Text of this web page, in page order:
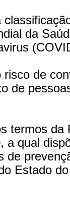
da
de
de
termos da
a qual
de
Estado